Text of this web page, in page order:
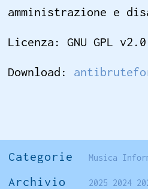
amministrazione e
Licenza: GNU GPL v2.0
Download:
Categorie Musica
Archivio 2025 2024